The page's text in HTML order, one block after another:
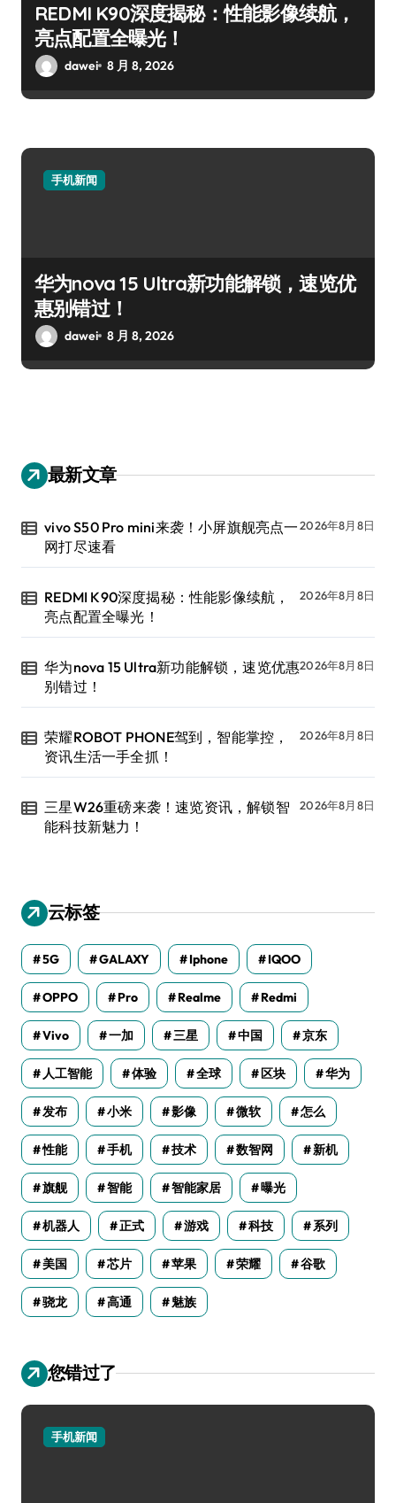
REDMI K90深度揭秘：性能影像续航，
亮点配置全曝光！
dawei 8 月 8, 2026
手机新闻
华为nova 15 Ultra新功能解锁，速览优
惠别错过！
dawei 8 月 8, 2026
最新文章
vivo S50 Pro mini来袭！小屏旗舰亮点一
网打尽速看
2026年8月8日
REDMI K90深度揭秘：性能影像续航，
亮点配置全曝光！
2026年8月8日
华为nova 15 Ultra新功能解锁，速览优惠
别错过！
2026年8月8日
荣耀ROBOT PHONE驾到，智能掌控，
资讯生活一手全抓！
2026年8月8日
三星W26重磅来袭！速览资讯，解锁智
能科技新魅力！
2026年8月8日
云标签
5G GALAXY Iphone IQOO
OPPO Pro Realme Redmi
Vivo 一加 三星 中国 京东
人工智能 体验 全球 区块 华为
发布 小米 影像 微软 怎么
性能 手机 技术 数智网 新机
旗舰 智能 智能家居 曝光
机器人 正式 游戏 科技 系列
美国 芯片 苹果 荣耀 谷歌
骁龙 高通 魅族
您错过了
手机新闻